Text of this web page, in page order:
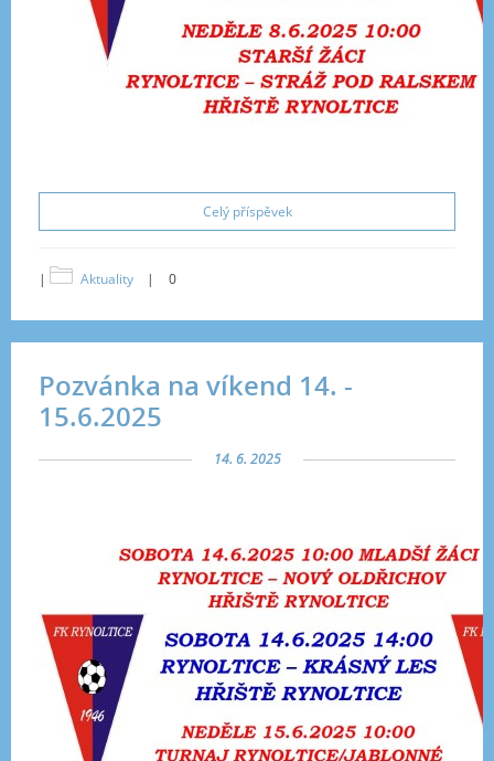
Celý příspěvek
| Aktuality | 0
Pozvánka na víkend 14. -
15.6.2025
14. 6. 2025